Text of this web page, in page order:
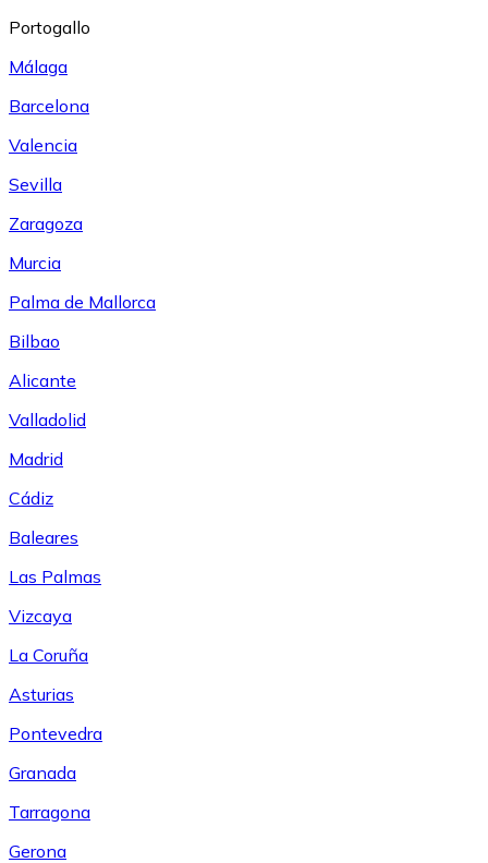
Portogallo
Málaga
Barcelona
Valencia
Sevilla
Zaragoza
Murcia
Palma de Mallorca
Bilbao
Alicante
Valladolid
Madrid
Cádiz
Baleares
Las Palmas
Vizcaya
La Coruña
Asturias
Pontevedra
Granada
Tarragona
Gerona